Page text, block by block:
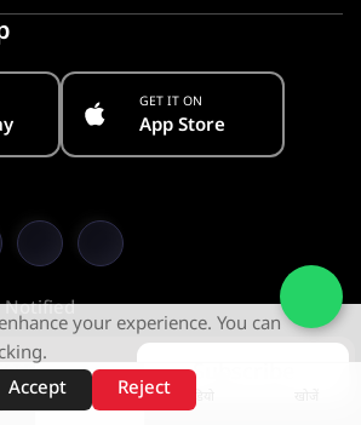
GET IT ON
App Store
Notified
Subscribe
your experience. You can
Accept
Reject